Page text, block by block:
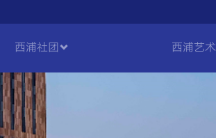
西浦社团 西浦艺术